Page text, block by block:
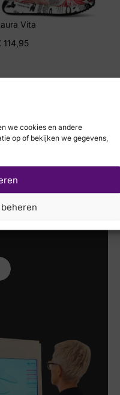
we cookies en andere
op of bekijken we gegevens,
Vita
114,95